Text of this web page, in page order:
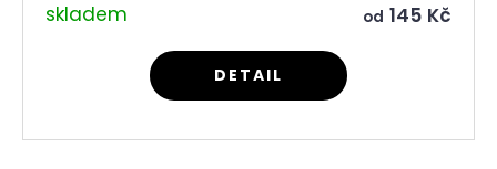
skladem od 145 Kč
DETAIL